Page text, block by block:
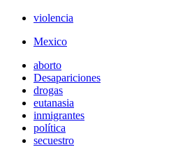
violencia
Mexico
aborto
Desapariciones
drogas
eutanasia
inmigrantes
política
secuestro